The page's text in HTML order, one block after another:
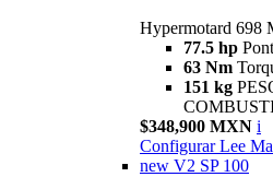
Hypermotard 698
77.5 hp
63 Nm
151 kg
$348,900 MXN i
Configurar Lee
new V2 SP 100